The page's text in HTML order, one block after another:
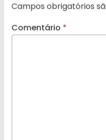
Campos obrigatórios
Comentário *